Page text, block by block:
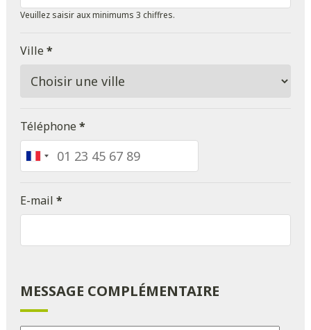
Veuillez saisir aux minimums 3 chiffres.
Ville*
Téléphone*
France
+33
E-mail *
MESSAGE COMPLÉMENTAIRE